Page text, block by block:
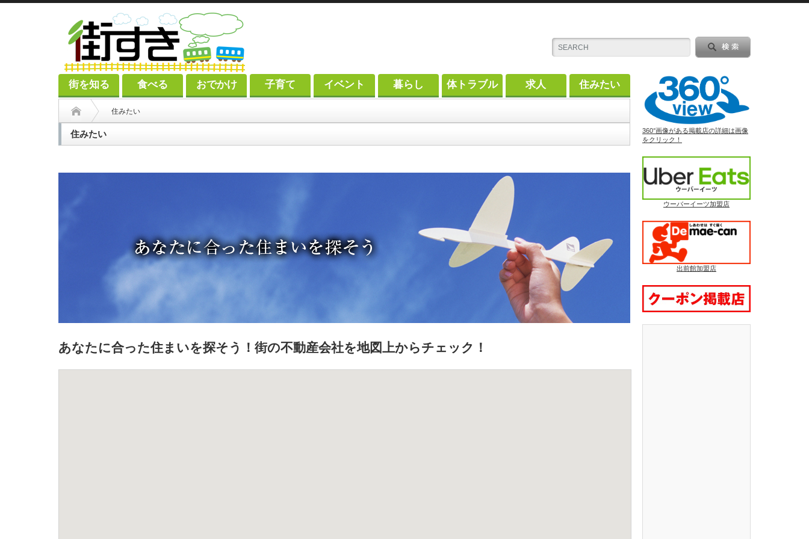
街を知る 食べる おでかけ 子育て イベント 暮らし 体トラブル 求人 住みたい
住みたい
住みたい
あなたに合った住まいを探そう！街の不動産会社を地図上からチェック！
360°画像がある掲載店の詳細は画像
をクリック！
ウーバーイーツ加盟店
出前館加盟店